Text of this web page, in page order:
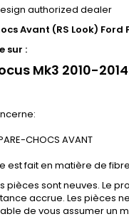
authorized dealer
Avant (RS Look) Ford
sur :
Mk3 2010-2014
CHOCS AVANT
est fait en matière de
pièces sont neuves. Le
accrue. Les pièces
de vous assumer un